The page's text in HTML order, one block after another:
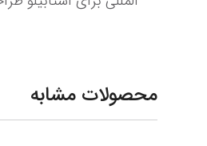
محصولات مشابه